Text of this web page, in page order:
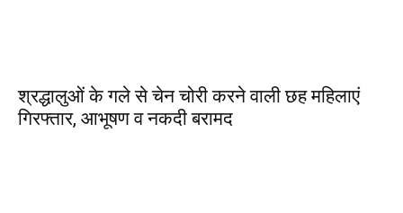
श्रद्धालुओं के गले से चेन चोरी करने वाली छह महिलाएं
गिरफ्तार, आभूषण व नकदी बरामद